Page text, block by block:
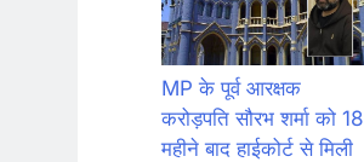
MP के पूर्व आरक्षक
करोड़पति सौरभ शर्मा को 18
महीने बाद हाईकोर्ट से मिली